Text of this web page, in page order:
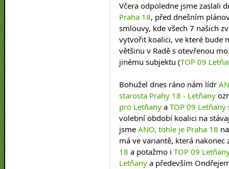
Včera odpoledne jsme zaslali
Praha 18, před dnešním
smlouvy, kde všech 7 našich
vytvořit koalici, ve které bude
většinu v Radě s otevřenou
jinému subjektu (TOP 09
Bohužel dnes ráno nám lídr
starosta Prahy 18 - Letňany
pro Letňany a TOP 09 Letňany
volební období koalici na
jsme ANO, tohle je Praha 18
má ve variantě, která
18 a potažmo i TOP 09
Letňany a především